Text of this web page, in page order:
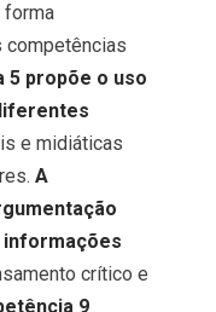
forma
competências
5 propõe o uso
e midiáticas
A
informações
crítico e
9